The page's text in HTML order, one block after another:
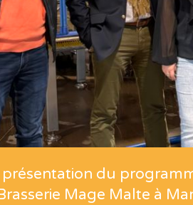
du
Mage Malte à